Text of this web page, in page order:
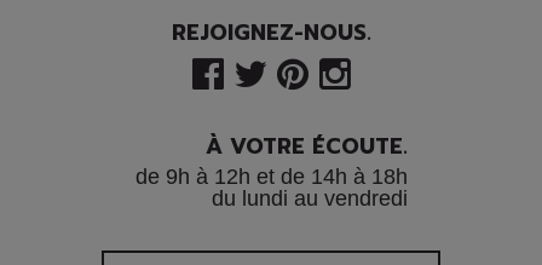
REJOIGNEZ-NOUS.
À VOTRE ÉCOUTE.
de 9h à 12h et de 14h à 18h
du lundi au vendredi